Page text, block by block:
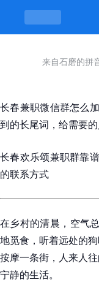
来自石磨的拼
长春兼职微信群怎么
到的长尾词，给需要的
长春欢乐颂兼职群靠
的联系方式
在乡村的清晨，空气
地觅食，听着远处的
按摩一条街，人来人
宁静的生活。